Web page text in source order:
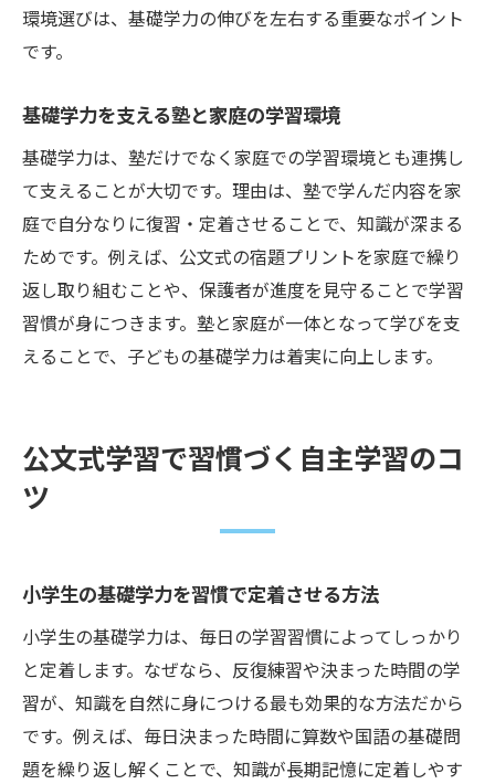
環境選びは、基礎学力の伸びを左右する重要なポイント
です。
基礎学力を支える塾と家庭の学習環境
基礎学力は、塾だけでなく家庭での学習環境とも連携し
て支えることが大切です。理由は、塾で学んだ内容を家
庭で自分なりに復習・定着させることで、知識が深まる
ためです。例えば、公文式の宿題プリントを家庭で繰り
返し取り組むことや、保護者が進度を見守ることで学習
習慣が身につきます。塾と家庭が一体となって学びを支
えることで、子どもの基礎学力は着実に向上します。
公文式学習で習慣づく自主学習のコ
ツ
小学生の基礎学力を習慣で定着させる方法
小学生の基礎学力は、毎日の学習習慣によってしっかり
と定着します。なぜなら、反復練習や決まった時間の学
習が、知識を自然に身につける最も効果的な方法だから
です。例えば、毎日決まった時間に算数や国語の基礎問
題を繰り返し解くことで、知識が長期記憶に定着しやす